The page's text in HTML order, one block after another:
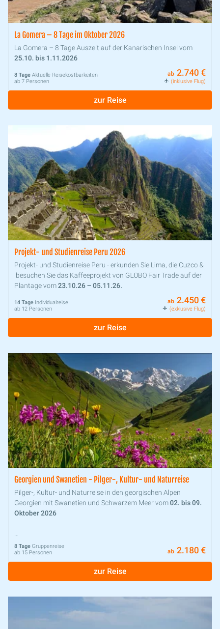
La Gomera – 8 Tage im Oktober 2026
La Gomera – 8 Tage Auszeit auf der Kanarischen Insel vom
25.10. bis 1.11.2026
8 Tage Aktuelle Reisekostbarkeiten
ab 7 Personen
ab 2.740 €
(inklusive Flug)
zur Reise
Projekt- und Studienreise Peru 2026
Projekt- und Studienreise Peru - erkunden Sie Lima, die Cuzco &
besuchen Sie das Kaffeeprojekt von GLOBO Fair Trade auf der
Plantage vom23.10.26 – 05.11.26.
14 Tage Individualreise
ab 12 Personen
ab 2.450 €
(exklusive Flug)
zur Reise
Georgien und Swanetien - Pilger-, Kultur- und Naturreise
Pilger-, Kultur- und Naturreise in den georgischen Alpen
Georgien mit Swanetien und Schwarzem Meer vom02. bis 09.
Oktober 2026
8 Tage Gruppenreise
ab 15 Personen
ab 2.180 €
zur Reise